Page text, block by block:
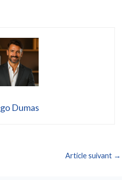
Dumas
Article suivant →